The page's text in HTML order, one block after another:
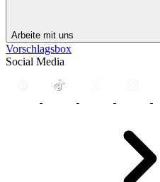
Arbeite mit uns
Vorschlagsbox
Social Media